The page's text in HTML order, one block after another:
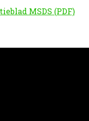
MSDS (PDF)